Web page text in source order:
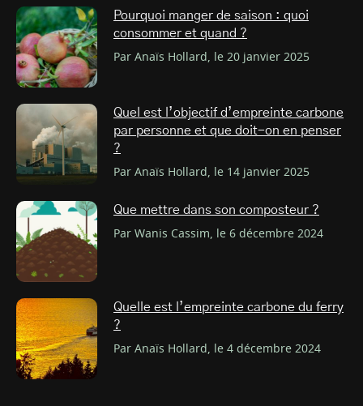
Pourquoi manger de saison : quoi
consommer et quand ?
Par Anaïs Hollard, le 20 janvier 2025
Quel est l’objectif d’empreinte carbone
par personne et que doit-on en penser
?
Par Anaïs Hollard, le 14 janvier 2025
Que mettre dans son composteur ?
Par Wanis Cassim, le 6 décembre 2024
Quelle est l’empreinte carbone du ferry
?
Par Anaïs Hollard, le 4 décembre 2024